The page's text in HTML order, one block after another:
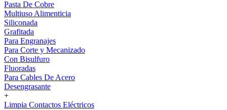
Pasta De Cobre
Multiuso Alimenticia
Siliconada
Grafitada
Para Engranajes
Para Corte y Mecanizado
Con Bisulfuro
Fluoradas
Para Cables De Acero
Desengrasante
+
Limpia Contactos Eléctricos